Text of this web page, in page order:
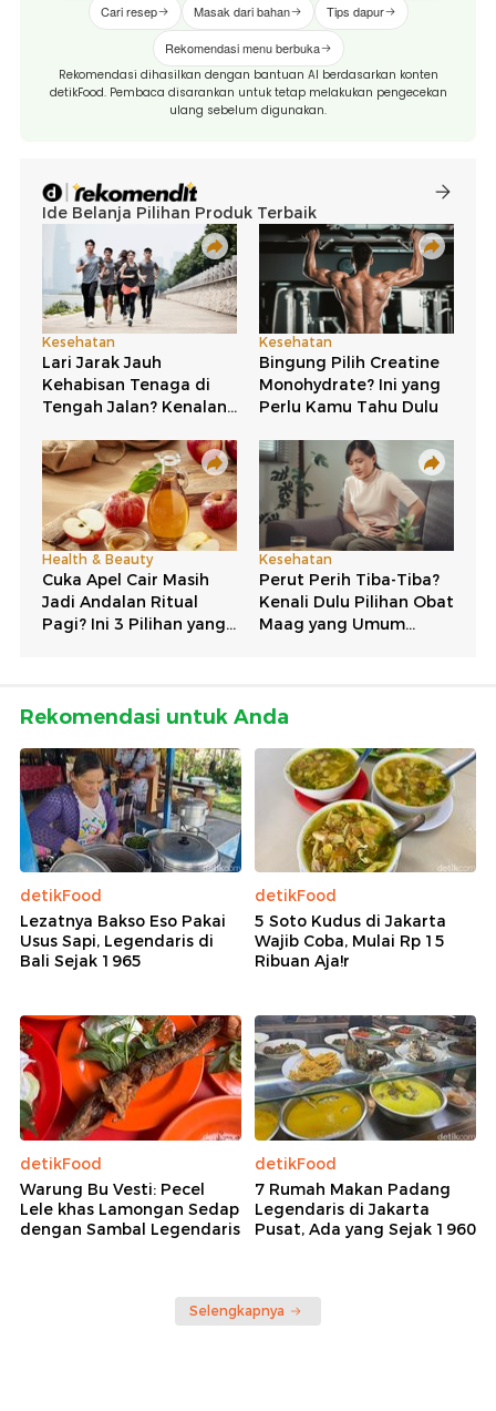
Cari resep Masak dari bahan Tips dapur
Rekomendasi menu berbuka
Rekomendasi dihasilkan dengan bantuan AI berdasarkan konten
detikFood. Pembaca disarankan untuk tetap melakukan pengecekan
ulang sebelum digunakan.
Rekomendasi untuk Anda
detikFood
Lezatnya Bakso Eso Pakai
Usus Sapi, Legendaris di
Bali Sejak 1965
detikFood
5 Soto Kudus di Jakarta
Wajib Coba, Mulai Rp 15
Ribuan Aja!r
detikFood
Warung Bu Vesti: Pecel
Lele khas Lamongan Sedap
dengan Sambal Legendaris
detikFood
7 Rumah Makan Padang
Legendaris di Jakarta
Pusat, Ada yang Sejak 1960
Selengkapnya